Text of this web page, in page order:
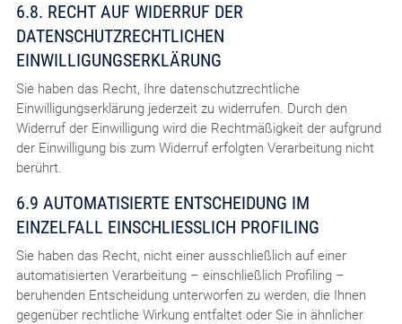
6.8. RECHT AUF WIDERRUF DER
DATENSCHUTZRECHTLICHEN
EINWILLIGUNGSERKLÄRUNG
Sie haben das Recht, Ihre datenschutzrechtliche
Einwilligungserklärung jederzeit zu widerrufen. Durch den
Widerruf der Einwilligung wird die Rechtmäßigkeit der aufgrund
der Einwilligung bis zum Widerruf erfolgten Verarbeitung nicht
berührt.
6.9 AUTOMATISIERTE ENTSCHEIDUNG IM
EINZELFALL EINSCHLIESSLICH PROFILING
Sie haben das Recht, nicht einer ausschließlich auf einer
automatisierten Verarbeitung – einschließlich Profiling –
beruhenden Entscheidung unterworfen zu werden, die Ihnen
gegenüber rechtliche Wirkung entfaltet oder Sie in ähnlicher